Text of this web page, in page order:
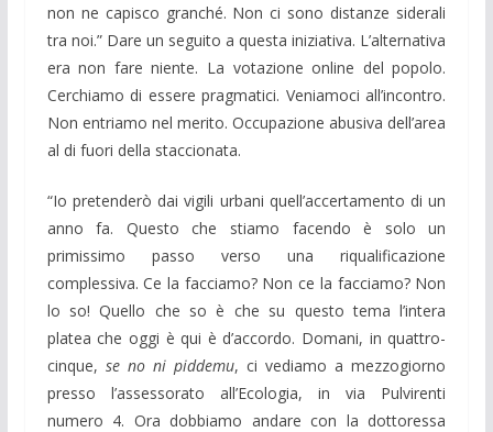
non ne capisco granché. Non ci sono distanze siderali
tra noi.” Dare un seguito a questa iniziativa. L’alternativa
era non fare niente. La votazione online del popolo.
Cerchiamo di essere pragmatici. Veniamoci all’incontro.
Non entriamo nel merito. Occupazione abusiva dell’area
al di fuori della staccionata.
“Io pretenderò dai vigili urbani quell’accertamento di un
anno fa. Questo che stiamo facendo è solo un
primissimo passo verso una riqualificazione
complessiva. Ce la facciamo? Non ce la facciamo? Non
lo so! Quello che so è che su questo tema l’intera
platea che oggi è qui è d’accordo. Domani, in quattro-
cinque, se no ni piddemu, ci vediamo a mezzogiorno
presso l’assessorato all’Ecologia, in via Pulvirenti
numero 4. Ora dobbiamo andare con la dottoressa